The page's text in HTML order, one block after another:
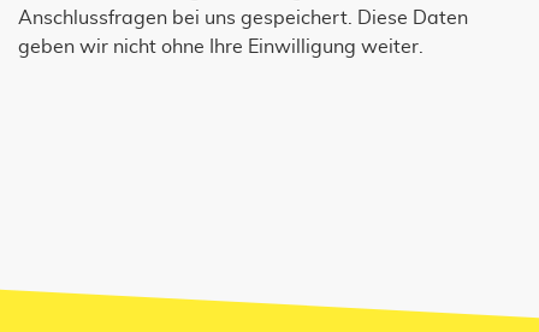
Anschlussfragen bei uns gespeichert. Diese Daten
geben wir nicht ohne Ihre Einwilligung weiter.